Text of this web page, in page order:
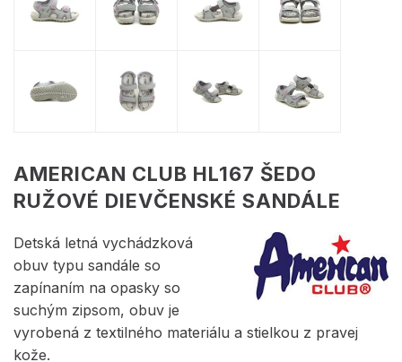
AMERICAN CLUB HL167 ŠEDO
RUŽOVÉ DIEVČENSKÉ SANDÁLE
Detská letná vychádzková
obuv typu sandále so
zapínaním na opasky so
suchým zipsom, obuv je
vyrobená z textilného materiálu a stielkou z pravej
kože.